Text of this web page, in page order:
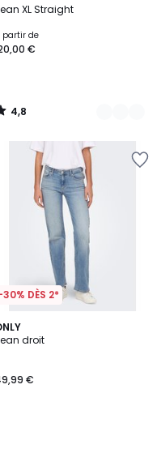
XL Straight
partir de
€
/ 5
4,8
DÈS 2*
droit
€